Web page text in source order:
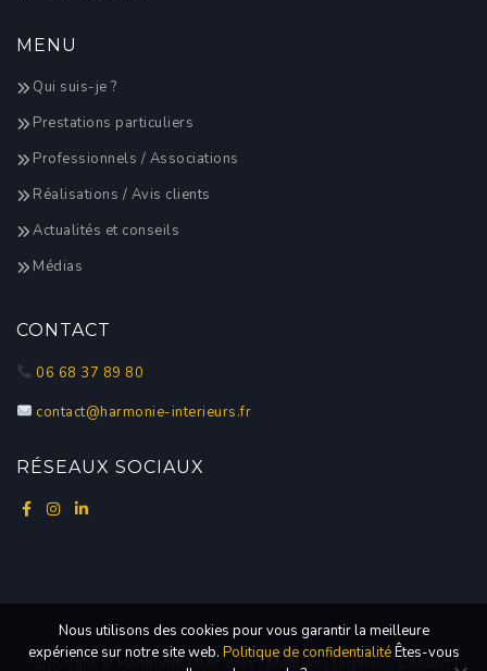
MENU
Qui suis-je ?
Prestations particuliers
Professionnels / Associations
Réalisations / Avis clients
Actualités et conseils
Médias
CONTACT
06 68 37 89 80
contact@harmonie-interieurs.fr
RÉSEAUX SOCIAUX
Copyright © Harmonie Intérieurs - Mentions légales Contact
Nous utilisons des cookies pour vous garantir la meilleure
expérience sur notre site web. Politique de confidentialitéÊtes-vous